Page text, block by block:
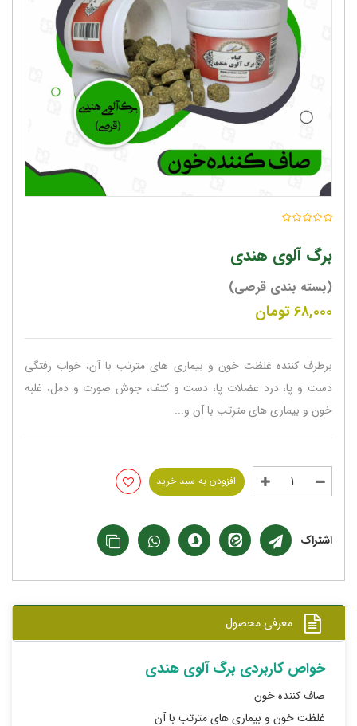
برگ آلوی هندی
(بسته بندی قرصی)
۶۸,۰۰۰تومان
برطرف کننده غلظت خون و بیماری های مترتب با آن، خواب رفتگی
دست و پا، درد عضلات پا، دست و کتف، جوش صورت و دمل، غلبه
خون و بیماری های مترتب با آن و...
افزودن به سبد خرید
اشتراک
معرفی محصول
خواص کاربردی برگ آلوی هندی
صاف کننده خون
غلظت خون و بیماری های مترتب با آن